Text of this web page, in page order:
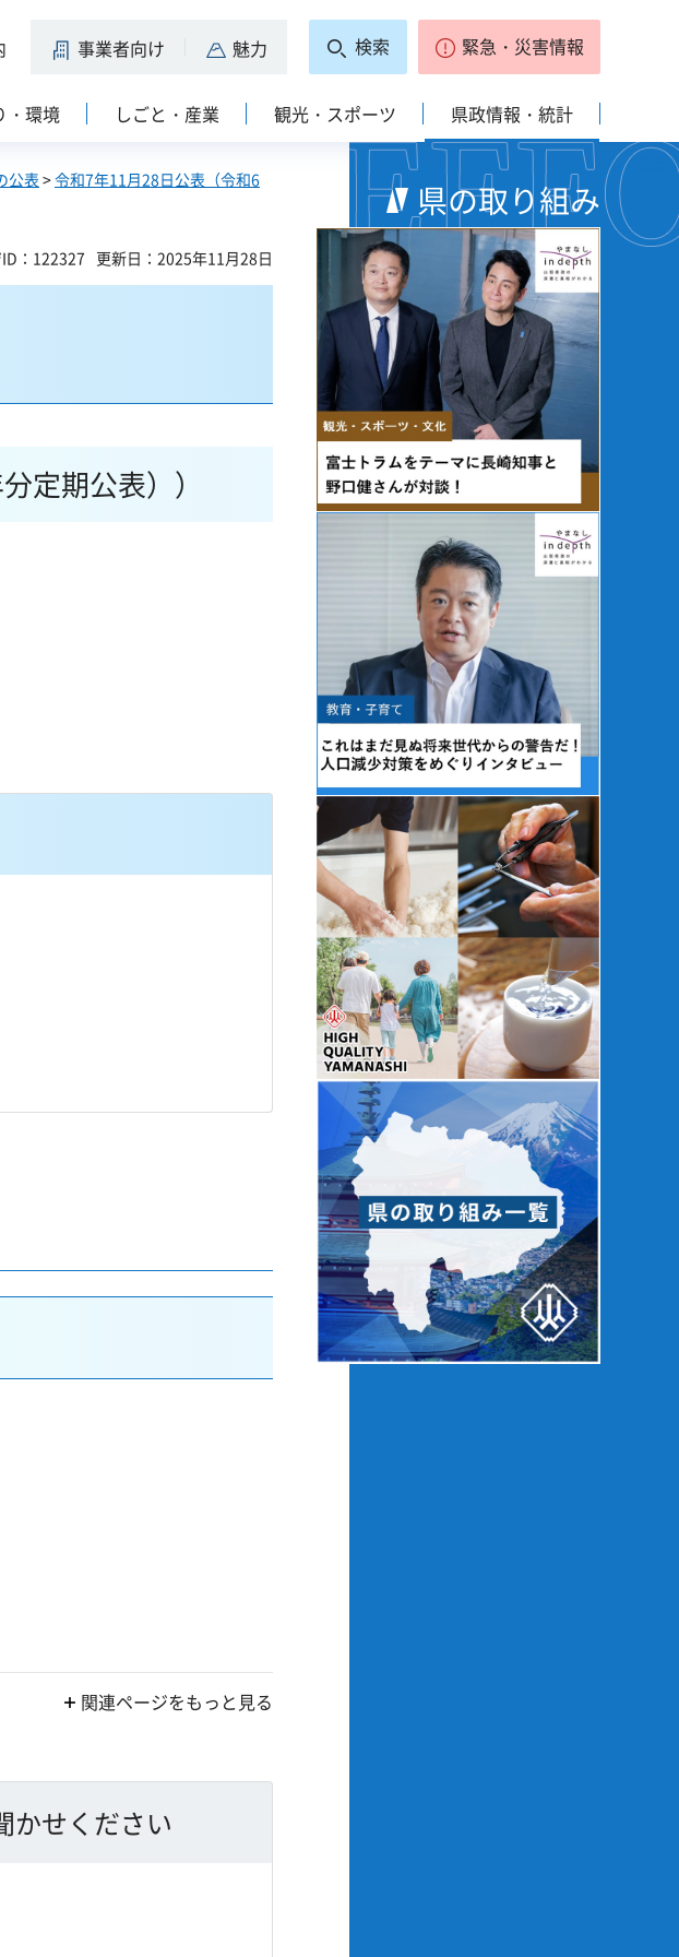
事業者向け 魅力 検索 緊急・災害情報
・環境 しごと・産業 観光・スポーツ 県政情報・統計
公表>令和7年11月28日公表（令和6
：122327 更新日：2025年11月28日
定期公表））
関連ページをもっと見る
かせください
県の取り組み